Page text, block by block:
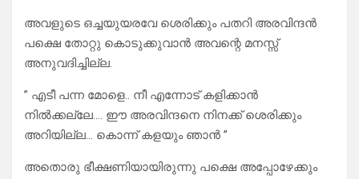
അവളുടെ ഒച്ചയുയരവേ ശെരിക്കും പതറി അരവിന്ദൻ
പക്ഷെ തോറ്റു കൊടുക്കുവാൻ അവന്റെ മനസ്സ്
അനുവദിച്ചില്ല.
” എടീ പന്ന മോളെ.. നീ എന്നോട് കളിക്കാൻ
നിൽക്കല്ലേ…. ഈ അരവിന്ദനെ നിനക്ക് ശെരിക്കും
അറിയില്ല… കൊന്ന് കളയും ഞാൻ ”
അതൊരു ഭീക്ഷണിയായിരുന്നു പക്ഷെ അപ്പോഴേക്കും